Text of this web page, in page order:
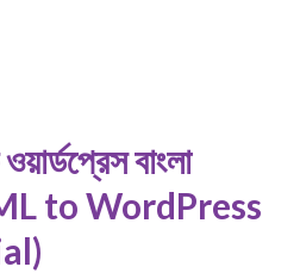
বাংলা
to WordPress